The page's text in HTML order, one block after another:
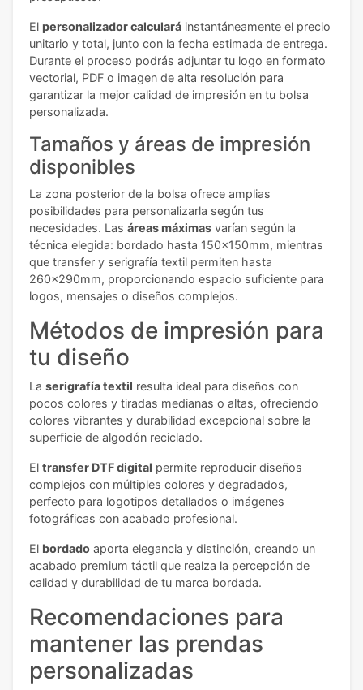
El personalizador calculará instantáneamente el precio
unitario y total, junto con la fecha estimada de entrega.
Durante el proceso podrás adjuntar tu logo en formato
vectorial, PDF o imagen de alta resolución para
garantizar la mejor calidad de impresión en tu bolsa
personalizada.
Tamaños y áreas de impresión
disponibles
La zona posterior de la bolsa ofrece amplias
posibilidades para personalizarla según tus
necesidades. Las áreas máximas varían según la
técnica elegida: bordado hasta 150x150mm, mientras
que transfer y serigrafía textil permiten hasta
260x290mm, proporcionando espacio suficiente para
logos, mensajes o diseños complejos.
Métodos de impresión para
tu diseño
La serigrafía textil resulta ideal para diseños con
pocos colores y tiradas medianas o altas, ofreciendo
colores vibrantes y durabilidad excepcional sobre la
superficie de algodón reciclado.
El transfer DTF digital permite reproducir diseños
complejos con múltiples colores y degradados,
perfecto para logotipos detallados o imágenes
fotográficas con acabado profesional.
El bordado aporta elegancia y distinción, creando un
acabado premium táctil que realza la percepción de
calidad y durabilidad de tu marca bordada.
Recomendaciones para
mantener las prendas
personalizadas